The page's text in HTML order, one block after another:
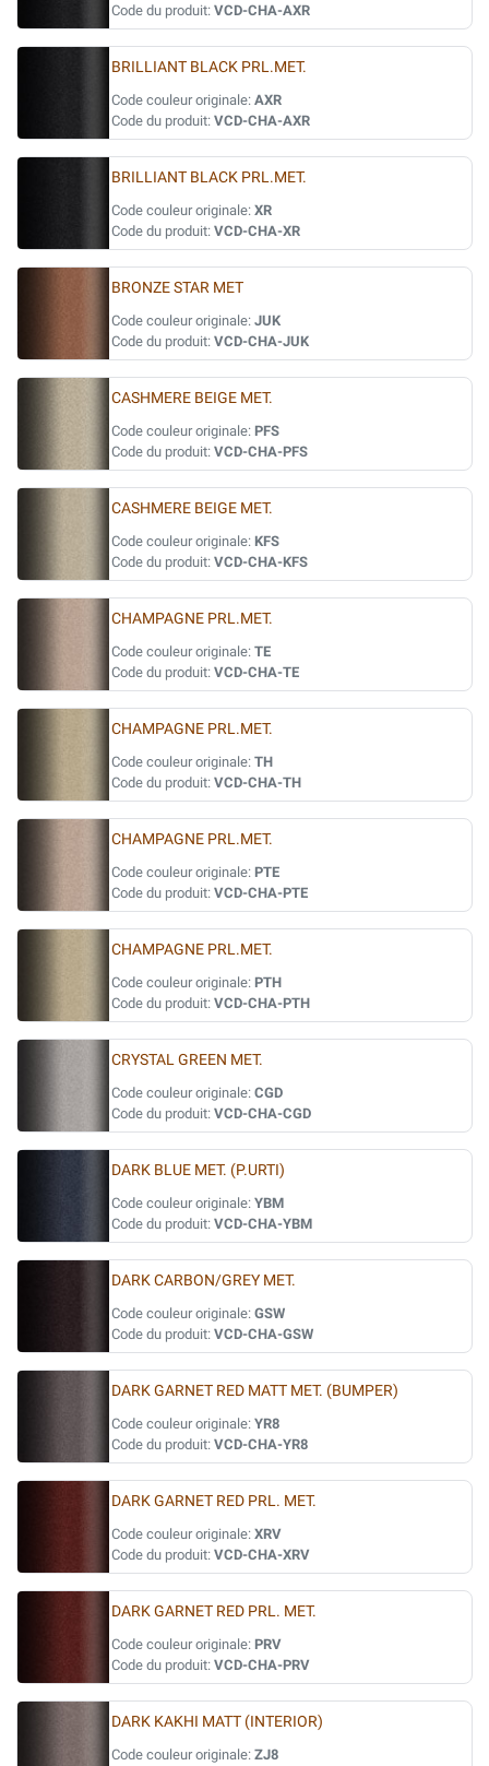
Code du produit: VCD-CHA-AXR
BRILLIANT BLACK PRL.MET.
Code couleur originale: AXR
Code du produit: VCD-CHA-AXR
BRILLIANT BLACK PRL.MET.
Code couleur originale: XR
Code du produit: VCD-CHA-XR
BRONZE STAR MET
Code couleur originale: JUK
Code du produit: VCD-CHA-JUK
CASHMERE BEIGE MET.
Code couleur originale: PFS
Code du produit: VCD-CHA-PFS
CASHMERE BEIGE MET.
Code couleur originale: KFS
Code du produit: VCD-CHA-KFS
CHAMPAGNE PRL.MET.
Code couleur originale: TE
Code du produit: VCD-CHA-TE
CHAMPAGNE PRL.MET.
Code couleur originale: TH
Code du produit: VCD-CHA-TH
CHAMPAGNE PRL.MET.
Code couleur originale: PTE
Code du produit: VCD-CHA-PTE
CHAMPAGNE PRL.MET.
Code couleur originale: PTH
Code du produit: VCD-CHA-PTH
CRYSTAL GREEN MET.
Code couleur originale: CGD
Code du produit: VCD-CHA-CGD
DARK BLUE MET. (P.URTI)
Code couleur originale: YBM
Code du produit: VCD-CHA-YBM
DARK CARBON/GREY MET.
Code couleur originale: GSW
Code du produit: VCD-CHA-GSW
DARK GARNET RED MATT MET. (BUMPER)
Code couleur originale: YR8
Code du produit: VCD-CHA-YR8
DARK GARNET RED PRL. MET.
Code couleur originale: XRV
Code du produit: VCD-CHA-XRV
DARK GARNET RED PRL. MET.
Code couleur originale: PRV
Code du produit: VCD-CHA-PRV
DARK KAKHI MATT (INTERIOR)
Code couleur originale: ZJ8